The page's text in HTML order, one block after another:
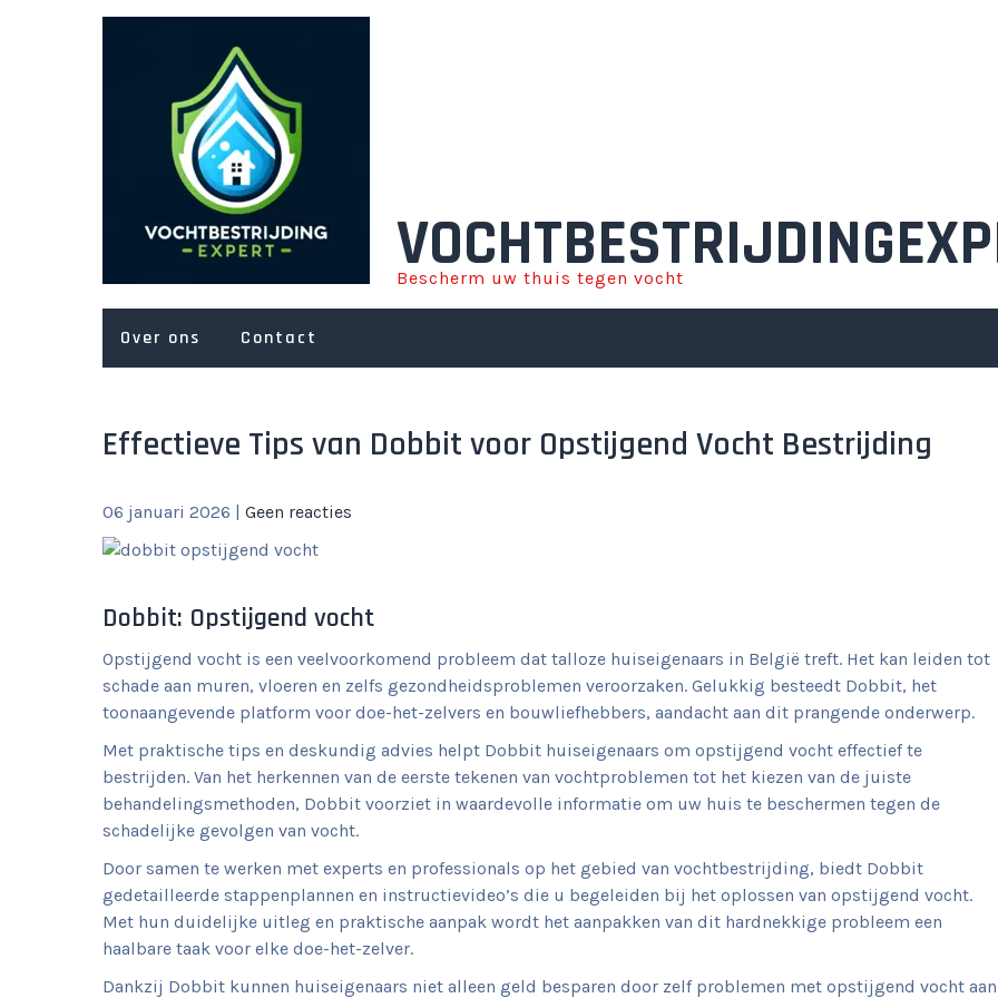
Bescherm uw thuis tegen vocht
Over ons Contact
Effectieve Tips van Dobbit voor Opstijgend Vocht Bestrijding
06 januari 2026 | Geen reacties
Dobbit: Opstijgend vocht
Opstijgend vocht is een veelvoorkomend probleem dat talloze huiseigenaars in België treft. Het kan leiden tot
schade aan muren, vloeren en zelfs gezondheidsproblemen veroorzaken. Gelukkig besteedt Dobbit, het
toonaangevende platform voor doe-het-zelvers en bouwliefhebbers, aandacht aan dit prangende onderwerp.
Met praktische tips en deskundig advies helpt Dobbit huiseigenaars om opstijgend vocht effectief te
bestrijden. Van het herkennen van de eerste tekenen van vochtproblemen tot het kiezen van de juiste
behandelingsmethoden, Dobbit voorziet in waardevolle informatie om uw huis te beschermen tegen de
schadelijke gevolgen van vocht.
Door samen te werken met experts en professionals op het gebied van vochtbestrijding, biedt Dobbit
gedetailleerde stappenplannen en instructievideo’s die u begeleiden bij het oplossen van opstijgend vocht.
Met hun duidelijke uitleg en praktische aanpak wordt het aanpakken van dit hardnekkige probleem een
haalbare taak voor elke doe-het-zelver.
Dankzij Dobbit kunnen huiseigenaars niet alleen geld besparen door zelf problemen met opstijgend vocht aan